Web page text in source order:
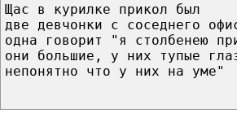
Щас в курилке прикол был
две девчонки с соседнего
одна говорит "я столбенею
они большие, у них тупые
непонятно что у них на уме"